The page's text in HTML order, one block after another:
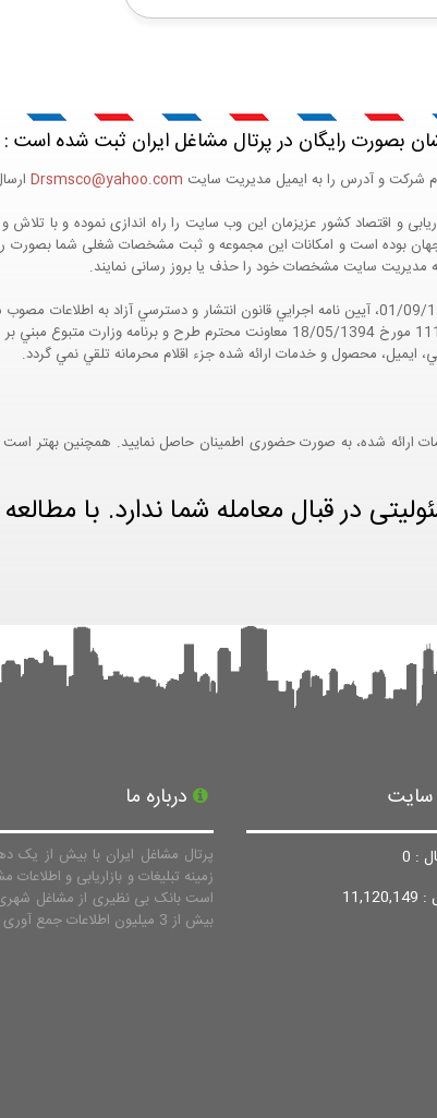
بصورت رایگان در پرتال مشاغل ایران ثبت شده است :
شرکت و آدرس را به ایمیل مدیریت سایت Drsmsco@yahoo.com
بوده است و امکانات این مجموعه و ثبت مشخصات شغلی شما بصورت
به مدیریت سایت مشخصات خود را حذف یا بروز رسانی نمایند.
مواد 5 و 9 آيين نامه اجرايي و همچنين با تکيه بر نامه شماره 111321/60 مورخ 18/05/
ايميل، محصول و خدمات ارائه شده جزء اقلام محرمانه تلقي نمي گردد.
ارائه شده، به صورت حضوری اطمینان حاصل نمایید. همچنین بهتر است
در قبال معامله شما ندارد. با
سایت
: 0
درباره ما
پرتال مشاغل ایران با بیش از یک
زمینه تبلیغات و بازاریابی و اطلاعات
است بانک بی نظیری از مشاغل
بیش از 3 میلیون اطلاعات جمع آوری نماید.